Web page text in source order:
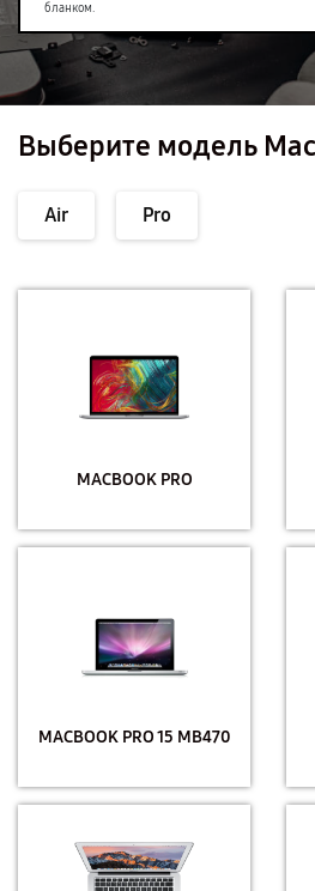
бланком.
Выберите модель
Air Pro
MACBOOK PRO
MACBOOK PRO 15 MB470